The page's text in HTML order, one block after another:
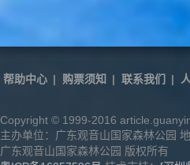
帮助中心 | 购票须知 | 联系我们 |
Copyright © 1999-2016
主办单位：广东观音山国家森林公园
广东观音山国家森林公园 版权所有